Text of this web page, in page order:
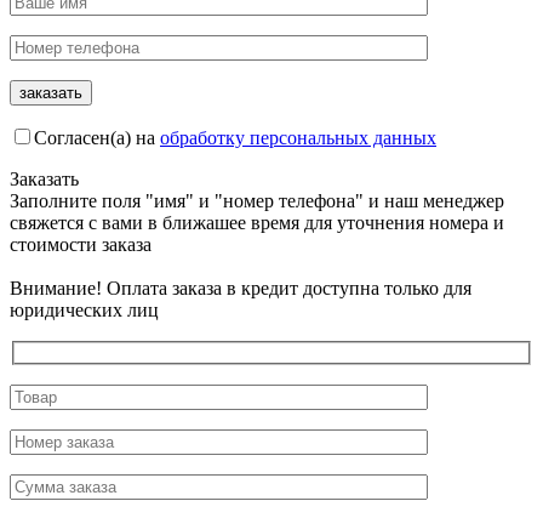
Согласен(а) на обработку персональных данных
Заказать
Заполните поля "имя" и "номер телефона" и наш менеджер
свяжется с вами в ближашее время для уточнения номера и
стоимости заказа
Внимание! Оплата заказа в кредит доступна только для
юридических лиц